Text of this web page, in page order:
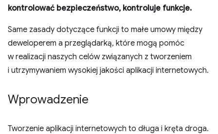
kontrolować bezpieczeństwo, kontroluje funkcje.
Same zasady dotyczące funkcji to małe umowy między
deweloperem a przeglądarką, które mogą pomóc
w realizacji naszych celów związanych z tworzeniem
i utrzymywaniem wysokiej jakości aplikacji internetowych.
Wprowadzenie
Tworzenie aplikacji internetowych to długa i kręta droga.